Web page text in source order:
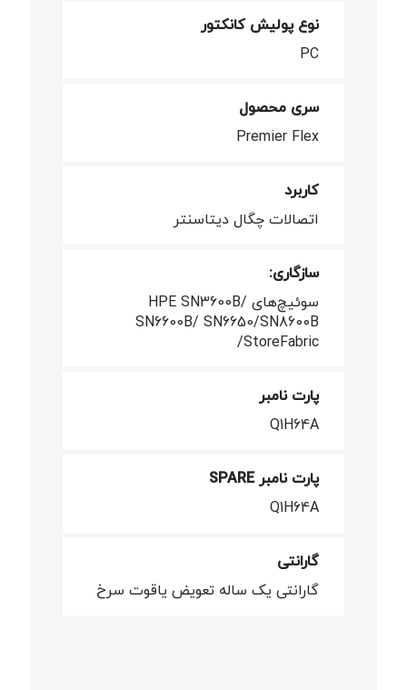
نوع پولیش کانکتور
PC
سری محصول
Premier Flex
کاربرد
اتصالات چگال دیتاسنتر
سازگاری:
سوئیچ‌های HPE SN3600B/
SN6600B/ SN6650/SN8600B
/StoreFabric
پارت نامبر
Q1H64A
پارت نامبر SPARE
Q1H64A
گارانتی
گارانتی یک ساله تعویض یاقوت سرخ